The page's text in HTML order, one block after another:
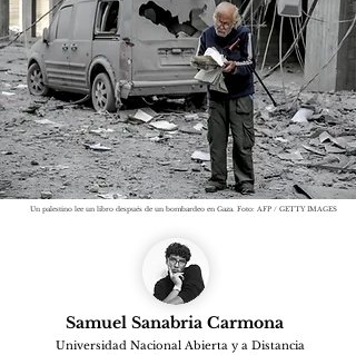
Un palestino lee un libro después de un bombardeo en Gaza. Foto: AFP / GETTY IMAGES
Samuel Sanabria Carmona
Universidad Nacional Abierta y a Distancia